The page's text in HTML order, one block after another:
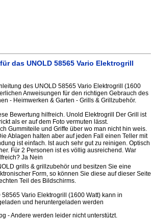
das UNOLD 58565 Vario Elektrogrill
des UNOLD 58565 Vario Elektrogrill (1600
Anweisungen für den richtigen Gebrauch des
- Heimwerken & Garten - Grills & Grillzubehör.
Bewertung hilfreich. Unold Elektrogrill Der Grill ist
als er auf dem Foto vermuten lässt.
Gummiteile und Griffe über wo man nicht hin weis.
Ablagen halten aber auf jeden Fall einen Teller mit
ist einfach. Ist auch sehr gut zu reinigen. Optisch
Für 2 Personen ist es völlig ausreichend. War
Ja Nein
grills & grillzubehör und besitzen Sie eine
Form, so können Sie diese auf dieser Seite
Teil des Bildschirms.
Vario Elektrogrill (1600 Watt) kann in
und heruntergeladen werden
- Andere werden leider nicht unterstützt.